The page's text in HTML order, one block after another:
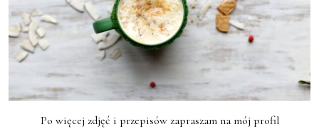
Po więcej zdjęć i przepisów zapraszam na mój profil